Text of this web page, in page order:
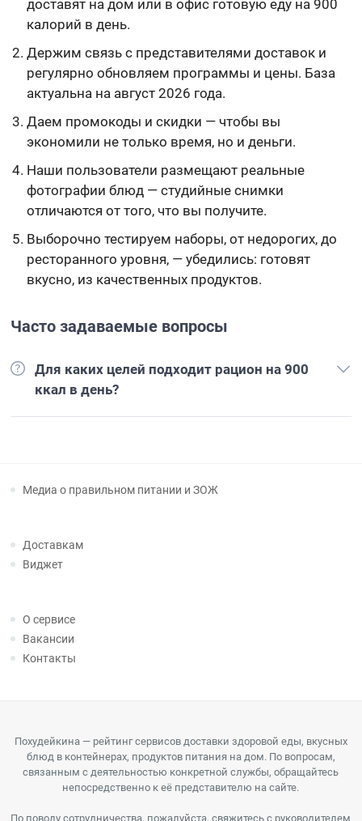
доставят на дом или в офис готовую еду на 900
калорий в день.
Держим связь с представителями доставок и
регулярно обновляем программы и цены. База
актуальна на август 2026 года.
Даем промокоды и скидки — чтобы вы
экономили не только время, но и деньги.
Наши пользователи размещают реальные
фотографии блюд — студийные снимки
отличаются от того, что вы получите.
Выборочно тестируем наборы, от недорогих, до
ресторанного уровня, — убедились: готовят
вкусно, из качественных продуктов.
Часто задаваемые вопросы
Для каких целей подходит рацион на 900
ккал в день?
Медиа о правильном питании и ЗОЖ
Доставкам
Виджет
О сервисе
Вакансии
Контакты
Похудейкина — рейтинг сервисов доставки здоровой еды, вкусных
блюд в контейнерах, продуктов питания на дом. По вопросам,
связанным с деятельностью конкретной службы, обращайтесь
непосредственно к её представителю на сайте.
По поводу сотрудничества, пожалуйста, свяжитесь с руководителем